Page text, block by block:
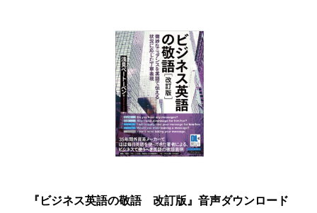
『ビジネス英語の敬語 改訂版』音声ダウンロード